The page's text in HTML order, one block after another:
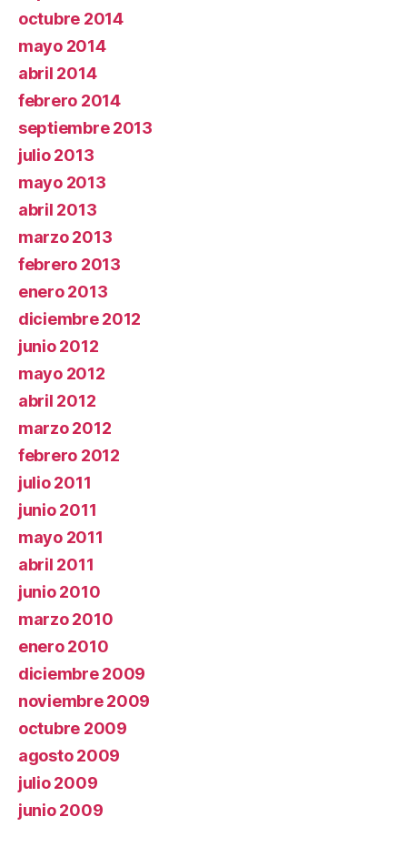
octubre 2014
mayo 2014
abril 2014
febrero 2014
septiembre 2013
julio 2013
mayo 2013
abril 2013
marzo 2013
febrero 2013
enero 2013
diciembre 2012
junio 2012
mayo 2012
abril 2012
marzo 2012
febrero 2012
julio 2011
junio 2011
mayo 2011
abril 2011
junio 2010
marzo 2010
enero 2010
diciembre 2009
noviembre 2009
octubre 2009
agosto 2009
julio 2009
junio 2009